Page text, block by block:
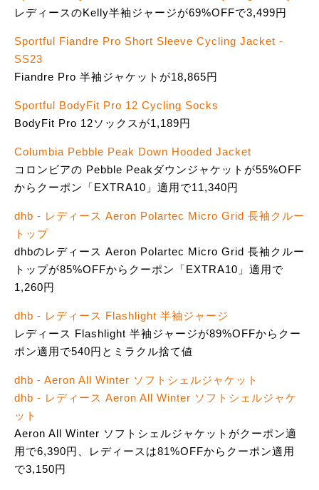
レディースのKelly半袖ジャージが69%OFFで3,499円
Sportful Fiandre Pro Short Sleeve Cycling Jacket -
SS23
Fiandre Pro 半袖ジャケットが18,865円
Sportful BodyFit Pro 12 Cycling Socks
BodyFit Pro 12ソックスが1,189円
Columbia Pebble Peak Down Hooded Jacket
コロンビアの Pebble Peakダウンジャケットが55%OFF
からクーポン「EXTRA10」適用で11,340円
dhb - レディース Aeron Polartec Micro Grid 長袖クルー
トップ
dhbのレディース Aeron Polartec Micro Grid 長袖クルー
トップが85%OFFからクーポン「EXTRA10」適用で
1,260円
dhb - レディース Flashlight 半袖ジャージ
レディース Flashlight 半袖ジャージが89%OFFからクー
ポン適用で540円とミラクル捨て値
dhb - Aeron All Winter ソフトシェルジャケット
dhb - レディース Aeron All Winter ソフトシェルジャケ
ット
Aeron All Winter ソフトシェルジャケットがクーポン適
用で6,390円、レディースは81%OFFからクーポン適用
で3,150円